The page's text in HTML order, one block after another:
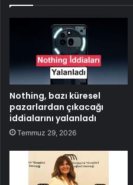
Nothing, bazı küresel
pazarlardan çıkacağı
iddialarını yalanladı
Temmuz 29, 2026